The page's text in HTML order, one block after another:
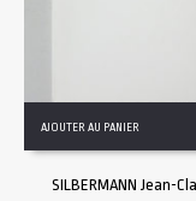
AJOUTER AU PANIER
SILBERMANN Jean-